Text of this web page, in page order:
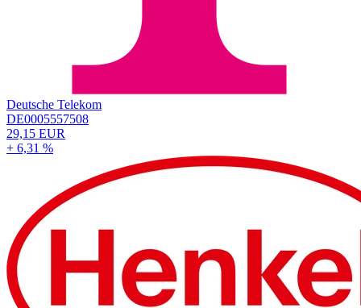
Deutsche Telekom
DE0005557508
29,15 EUR
+ 6,31 %